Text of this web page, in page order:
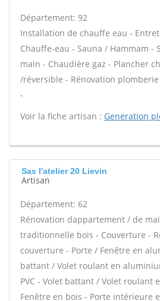
Département: 92
Installation de chauffe eau -
Chauffe-eau - Sauna / Hammam -
main - Chaudière gaz - Plancher
/réversible - Rénovation
-
Voir la fiche artisan : Generation
Sas l'atelier 20 Lievin
Artisan
Département: 62
Rénovation dappartement / de
traditionnelle bois - Couverture -
couverture - Porte / Fenêtre en
battant / Volet roulant en
PVC - Volet battant / Volet roulant
Fenêtre en bois - Porte intérieure